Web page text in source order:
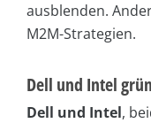
ausblenden.
M2M-Strategien.
Dell und Intel
Dell und Intel,